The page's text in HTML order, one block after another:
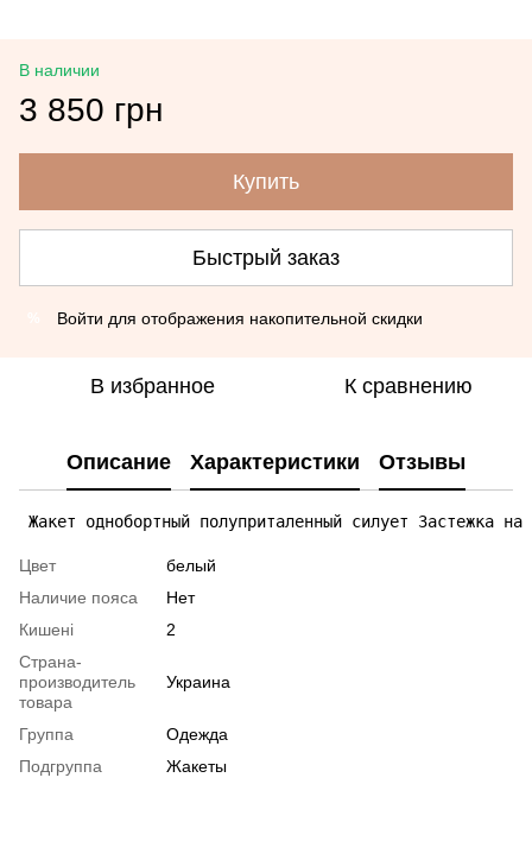
В наличии
3 850 грн
Купить
Быстрый заказ
Войти для отображения накопительной скидки
В избранное К сравнению
Описание Характеристики Отзывы
Жакет однобортный полуприталенный силует Застежка
Цвет
белый
Наличие пояса
Нет
Кишені
2
Страна-
производитель
товара
Украина
Группа
Одежда
Подгруппа
Жакеты